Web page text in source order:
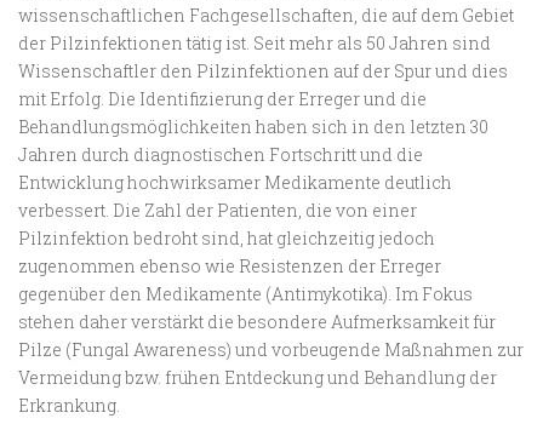
wissenschaftlichen Fachgesellschaften, die auf dem Gebiet
der Pilzinfektionen tätig ist. Seit mehr als 50 Jahren sind
Wissenschaftler den Pilzinfektionen auf der Spur und dies
mit Erfolg. Die Identifizierung der Erreger und die
Behandlungsmöglichkeiten haben sich in den letzten 30
Jahren durch diagnostischen Fortschritt und die
Entwicklung hochwirksamer Medikamente deutlich
verbessert. Die Zahl der Patienten, die von einer
Pilzinfektion bedroht sind, hat gleichzeitig jedoch
zugenommen ebenso wie Resistenzen der Erreger
gegenüber den Medikamente (Antimykotika). Im Fokus
stehen daher verstärkt die besondere Aufmerksamkeit für
Pilze (Fungal Awareness) und vorbeugende Maßnahmen zur
Vermeidung bzw. frühen Entdeckung und Behandlung der
Erkrankung.